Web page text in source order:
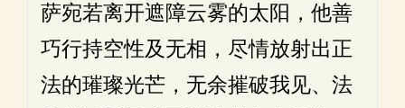
萨宛若离开遮障云雾的太阳，他善
巧行持空性及无相，尽情放射出正
法的璀璨光芒，无余摧破我见、法